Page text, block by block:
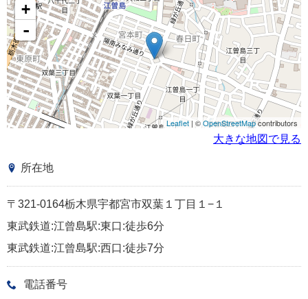
+
-
Leaflet | ©OpenStreetMapcontributors
大きな地図で見る
所在地
〒321-0164栃木県宇都宮市双葉１丁目１−１
東武鉄道:江曾島駅:東口:徒歩6分
東武鉄道:江曾島駅:西口:徒歩7分
電話番号